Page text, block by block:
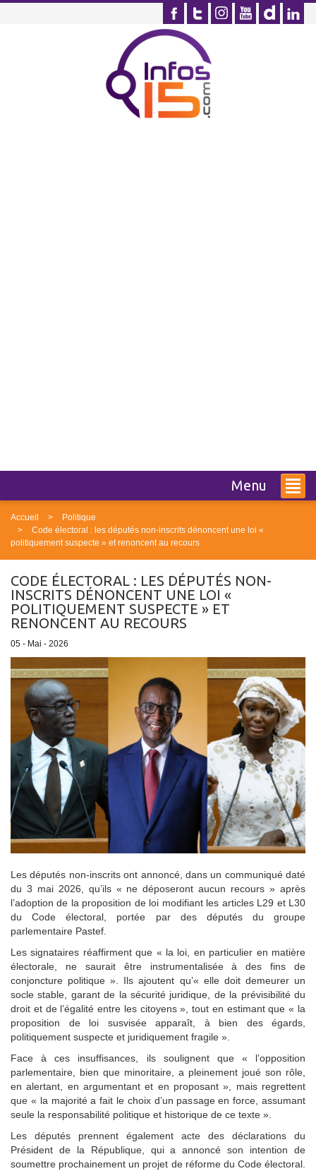
Menu
Accueil
Politique
Code électoral : les députés non-inscrits dénoncent une loi «
politiquement suspecte » et renoncent au recours
CODE ÉLECTORAL : LES DÉPUTÉS NON-
INSCRITS DÉNONCENT UNE LOI «
POLITIQUEMENT SUSPECTE » ET
RENONCENT AU RECOURS
05 - Mai - 2026
Les députés non-inscrits ont annoncé, dans un communiqué daté
du 3 mai 2026, qu’ils « ne déposeront aucun recours » après
l’adoption de la proposition de loi modifiant les articles L29 et L30
du Code électoral, portée par des députés du groupe
parlementaire Pastef.
Les signataires réaffirment que « la loi, en particulier en matière
électorale, ne saurait être instrumentalisée à des fins de
conjoncture politique ». Ils ajoutent qu’« elle doit demeurer un
socle stable, garant de la sécurité juridique, de la prévisibilité du
droit et de l’égalité entre les citoyens », tout en estimant que « la
proposition de loi susvisée apparaît, à bien des égards,
politiquement suspecte et juridiquement fragile ».
Face à ces insuffisances, ils soulignent que « l’opposition
parlementaire, bien que minoritaire, a pleinement joué son rôle,
en alertant, en argumentant et en proposant », mais regrettent
que « la majorité a fait le choix d’un passage en force, assumant
seule la responsabilité politique et historique de ce texte ».
Les députés prennent également acte des déclarations du
Président de la République, qui a annoncé son intention de
soumettre prochainement un projet de réforme du Code électoral.